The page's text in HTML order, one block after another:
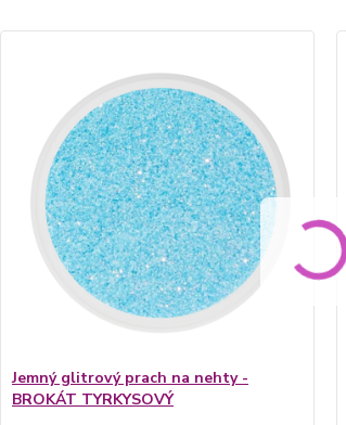
Jemný glitrový prach na nehty -
BROKÁT TYRKYSOVÝ